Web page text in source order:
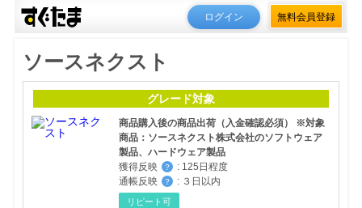
ログイン 無料会員登録
ソースネクスト
グレード対象
商品購入後の商品出荷（入金確認必須） ※対象
商品：ソースネクスト株式会社のソフトウェア
製品、ハードウェア製品
獲得反映
？ : 125日程度
通帳反映
？ : ３日以内
リピート可